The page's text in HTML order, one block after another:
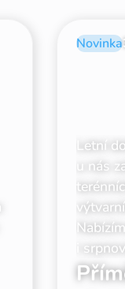
Novinka
Letní
u nás
i